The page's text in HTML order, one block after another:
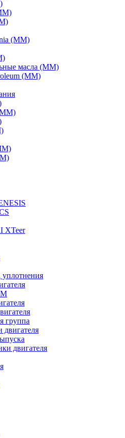
(ММ)
масла (ММ)
(ММ)
XTeer
группа
двигателя
двигателя